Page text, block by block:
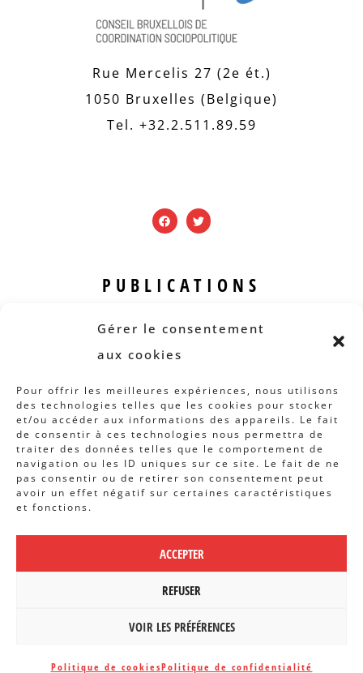
Gérer le consentement
aux cookies
Pour offrir les meilleures expériences, nous utilisons
des technologies telles que les cookies pour stocker
et/ou accéder aux informations des appareils. Le fait
de consentir à ces technologies nous permettra de
traiter des données telles que le comportement de
navigation ou les ID uniques sur ce site. Le fait de ne
pas consentir ou de retirer son consentement peut
avoir un effet négatif sur certaines caractéristiques
et fonctions.
ACCEPTER
REFUSER
VOIR LES PRÉFÉRENCES
Politique de cookiesPolitique de confidentialité
Rue Mercelis 27 (2e ét.)
1050 Bruxelles (Belgique)
Tel. +32.2.511.89.59
PUBLICATIONS
Revue B.I.S.
Rapports et analyses
Articles
AUTRES INFOS
Actions
Concertation
Archives
POLITIQUE DE CONFIDENTIALITÉ|
CBCS ASBL | WEBDESIGN PAR
BANLIEUES ASBL